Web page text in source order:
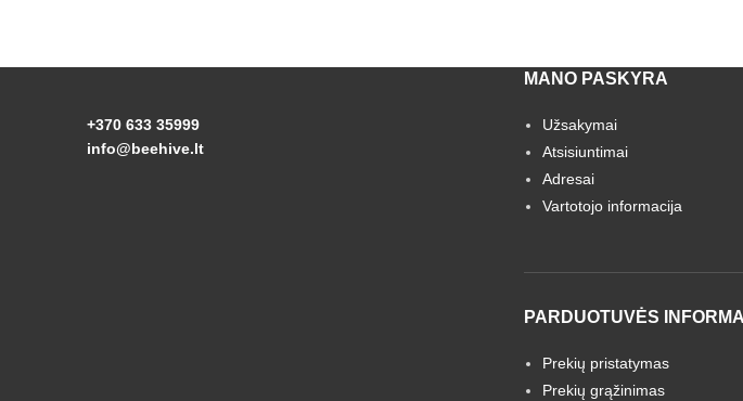
+370 633 35999
info@beehive.lt
MANO PASKYRA
Užsakymai
Atsisiuntimai
Adresai
Vartotojo informacija
PARDUOTUVĖS
Prekių pristatymas
Prekių grąžinimas